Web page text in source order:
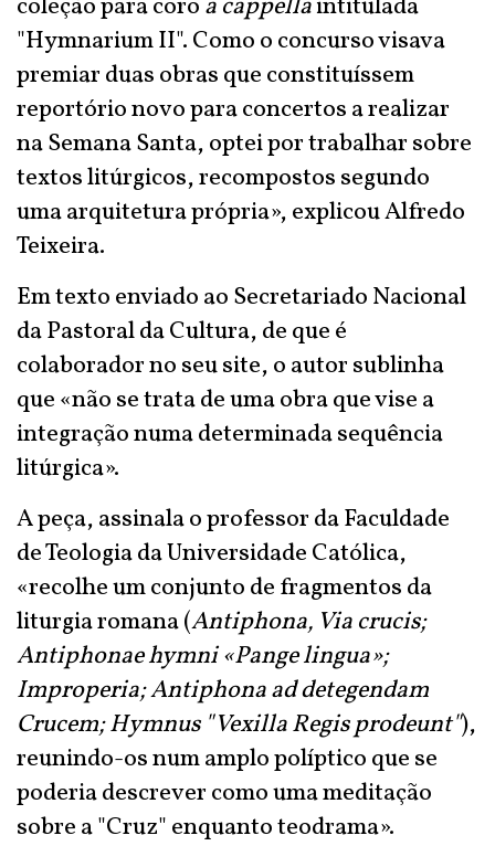
coleção para coroa cappellaintitulada
"Hymnarium II". Como o concurso visava
premiar duas obras que constituíssem
reportório novo para concertos a realizar
na Semana Santa, optei por trabalhar sobre
textos litúrgicos, recompostos segundo
uma arquitetura própria», explicou Alfredo
Teixeira.
Em texto enviado ao Secretariado Nacional
da Pastoral da Cultura, de que é
colaborador no seu site, o autor sublinha
que «não se trata de uma obra que vise a
integração numa determinada sequência
litúrgica».
A peça, assinala o professor da Faculdade
de Teologia da Universidade Católica,
«recolhe um conjunto de fragmentos da
liturgia romana (Antiphona, Via crucis;
Antiphonae hymni «Pange lingua»;
Improperia; Antiphona ad detegendam
Crucem; Hymnus "Vexilla Regis prodeunt"),
reunindo-os num amplo políptico que se
poderia descrever como uma meditação
sobre a "Cruz" enquanto teodrama».